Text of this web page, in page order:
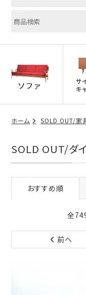
ホーム SOLD OUT/家
SOLD OUT/ダ
おすすめ順
全
前へ